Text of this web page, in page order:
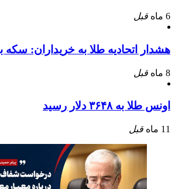
6 ماه قبل
هشدار اتحادیه طلا به خریداران: سکه
8 ماه قبل
اونس طلا به ۳۶۴۸ دلار رسید
11 ماه قبل